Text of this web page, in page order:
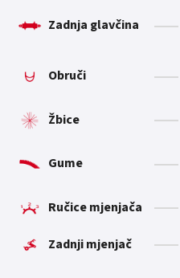
Zadnja glavčina
Obruči
Žbice
Gume
Ručice mjenjača
Zadnji mjenjač